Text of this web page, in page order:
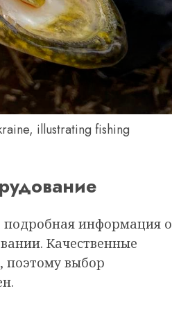
illustrating fishing
подробная информация о
Качественные
поэтому выбор